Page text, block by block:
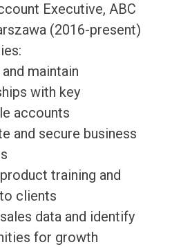
Executive, ABC
(2016-present)
maintain
with key
accounts
and secure business
training and
clients
data and identify
for growth